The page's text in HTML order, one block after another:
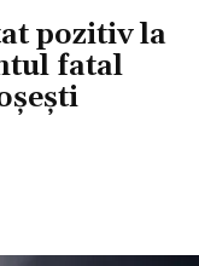
pozitiv la
fatal